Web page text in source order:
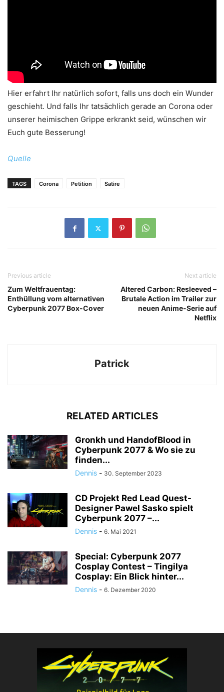
Hier erfahrt Ihr natürlich sofort, falls uns doch ein Wunder
geschieht. Und falls Ihr tatsächlich gerade an Corona oder
unserer heimischen Grippe erkrankt seid, wünschen wir
Euch gute Besserung!
Quelle
TAGS Corona Petition Satire
Previous article
Zum Weltfrauentag:
Enthüllung vom alternativen
Cyberpunk 2077 Box-Cover
Next article
Altered Carbon: Resleeved –
Brutale Action im Trailer zur
neuen Anime-Serie auf
Netflix
Patrick
RELATED ARTICLES
Gronkh und HandofBlood in
Cyberpunk 2077 & Wo sie zu
finden...
Dennis - 30. September 2023
CD Projekt Red Lead Quest-
Designer Pawel Sasko spielt
Cyberpunk 2077 –...
Dennis - 6. Mai 2021
Special: Cyberpunk 2077
Cosplay Contest – Tingilya
Cosplay: Ein Blick hinter...
Dennis - 6. Dezember 2020